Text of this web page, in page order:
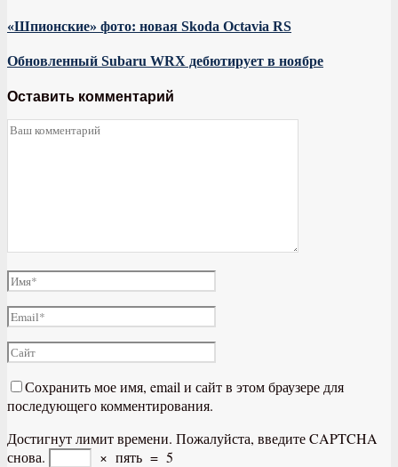
«Шпионские» фото: новая Skoda Octavia RS
Обновленный Subaru WRX дебютирует в ноябре
Оставить комментарий
Сохранить мое имя, email и сайт в этом браузере для
последующего комментирования.
Достигнут лимит времени. Пожалуйста, введите CAPTCHA
снова.
× пять = 5